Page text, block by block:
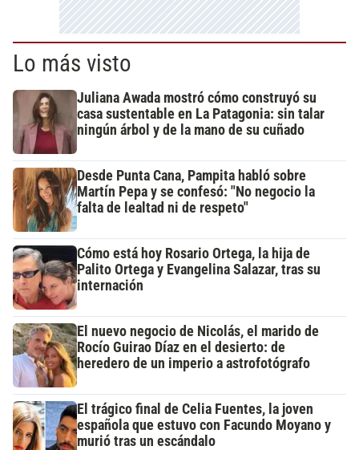
Lo más visto
Juliana Awada mostró cómo construyó su
casa sustentable en La Patagonia: sin talar
ningún árbol y de la mano de su cuñado
Desde Punta Cana, Pampita habló sobre
Martín Pepa y se confesó: "No negocio la
falta de lealtad ni de respeto"
Cómo está hoy Rosario Ortega, la hija de
Palito Ortega y Evangelina Salazar, tras su
internación
El nuevo negocio de Nicolás, el marido de
Rocío Guirao Díaz en el desierto: de
heredero de un imperio a astrofotógrafo
El trágico final de Celia Fuentes, la joven
española que estuvo con Facundo Moyano y
murió tras un escándalo